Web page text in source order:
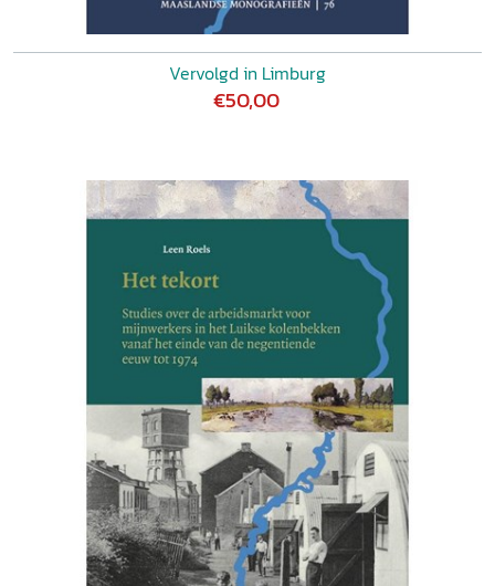
Vervolgd in Limburg
€50,00